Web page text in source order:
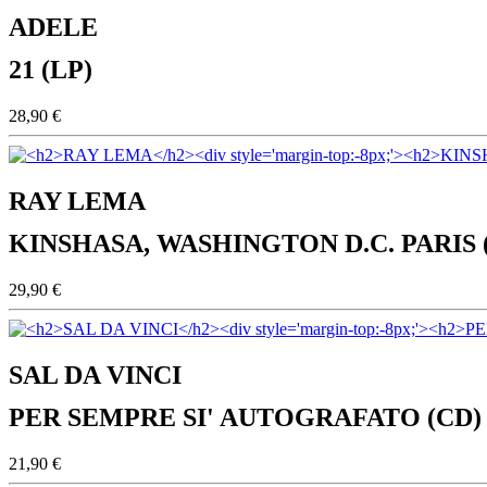
ADELE
21 (LP)
28,90 €
RAY LEMA
KINSHASA, WASHINGTON D.C. PARIS
29,90 €
SAL DA VINCI
PER SEMPRE SI' AUTOGRAFATO (CD)
21,90 €